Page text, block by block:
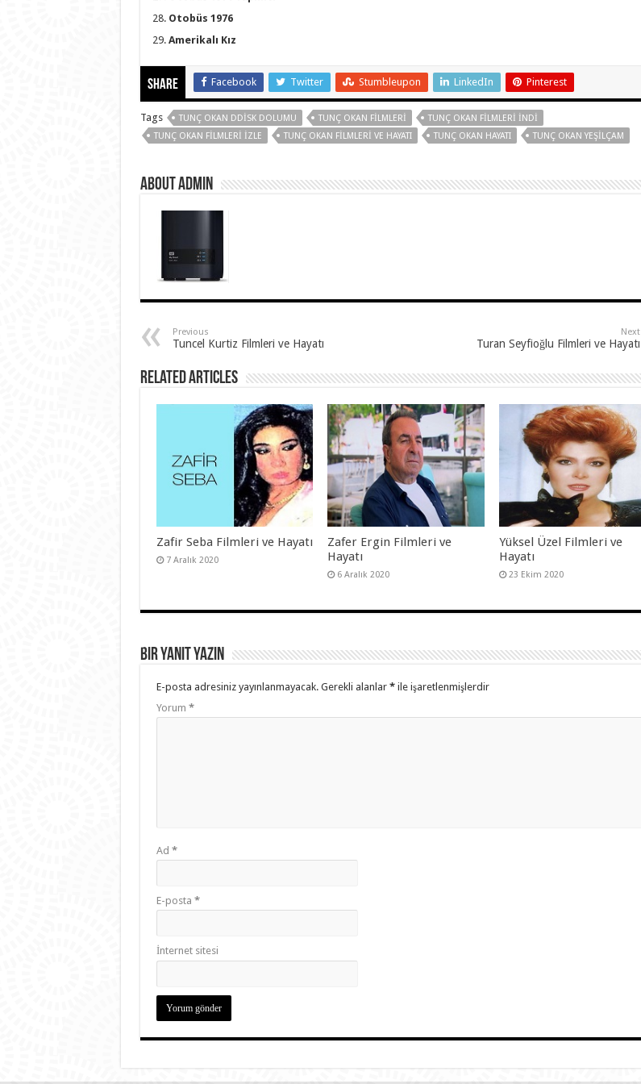
Otobüs 1976
Amerikalı Kız
Share Facebook Twitter Stumbleupon LinkedIn Pinterest
Tags TUNÇ OKAN DDISK DOLUMU TUNÇ OKAN FILMLERI
TUNÇ OKAN FILMLERI INDI
TUNÇ OKAN FILMLERI IZLE
TUNÇ OKAN FILMLERI VE HAYATI TUNÇ OKAN HAYATI TUNÇ OKAN YEŞILÇAM
About Admin
Previous
Tuncel Kurtiz Filmleri ve Hayatı
Next
Turan Seyfioğlu Filmleri ve Hayatı
Related Articles
Zafir Seba Filmleri ve Hayatı
7 Aralık 2020
Zafer Ergin Filmleri ve
Hayatı
6 Aralık 2020
Yüksel Üzel Filmleri ve
Hayatı
23 Ekim 2020
Bir yanıt yazın
E-posta adresiniz yayınlanmayacak. Gerekli alanlar *ile işaretlenmişlerdir
Yorum *
Ad *
E-posta *
İnternet sitesi